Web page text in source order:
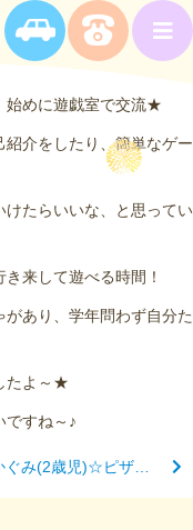
始めに遊戯室で交流★
介をしたり、簡単なゲー
けたらいいな、と思ってい
来して遊べる時間！
あり、学年問わず自分た
たよ～★
ですね～♪
あかぐみ(2歳児)☆ピザトースト作り